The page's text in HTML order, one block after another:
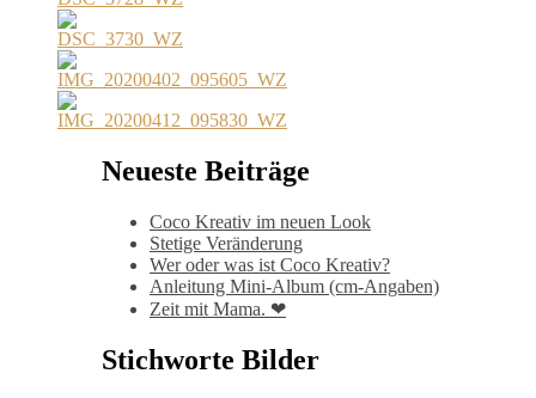
Neueste Beiträge
Coco Kreativ im neuen Look
Stetige Veränderung
Wer oder was ist Coco Kreativ?
Anleitung Mini-Album (cm-Angaben)
Zeit mit Mama. ❤
Stichworte Bilder